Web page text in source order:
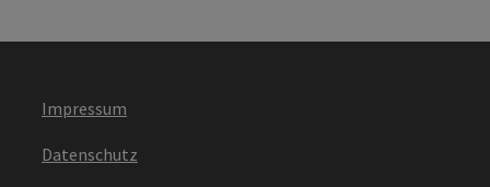
Impressum
Datenschutz